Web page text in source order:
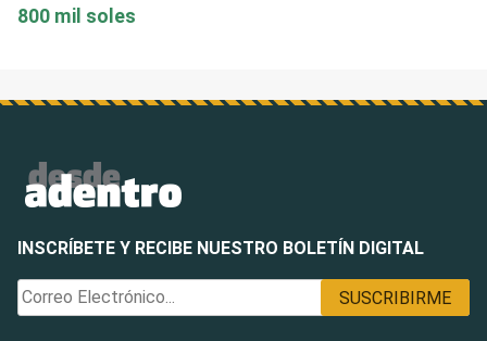
800 mil soles
INSCRÍBETE Y RECIBE NUESTRO BOLETÍN DIGITAL